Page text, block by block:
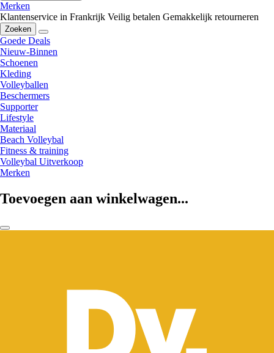
Merken
Klantenservice in Frankrijk Veilig betalen Gemakkelijk retourneren
Zoeken
Goede Deals
Nieuw-Binnen
Schoenen
Kleding
Volleyballen
Beschermers
Supporter
Lifestyle
Materiaal
Beach Volleybal
Fitness & training
Volleybal Uitverkoop
Merken
Toevoegen aan winkelwagen...